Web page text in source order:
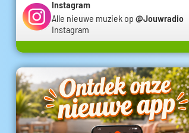
Instagram
Alle nieuwe muziek op @Jouwradio
Instagram